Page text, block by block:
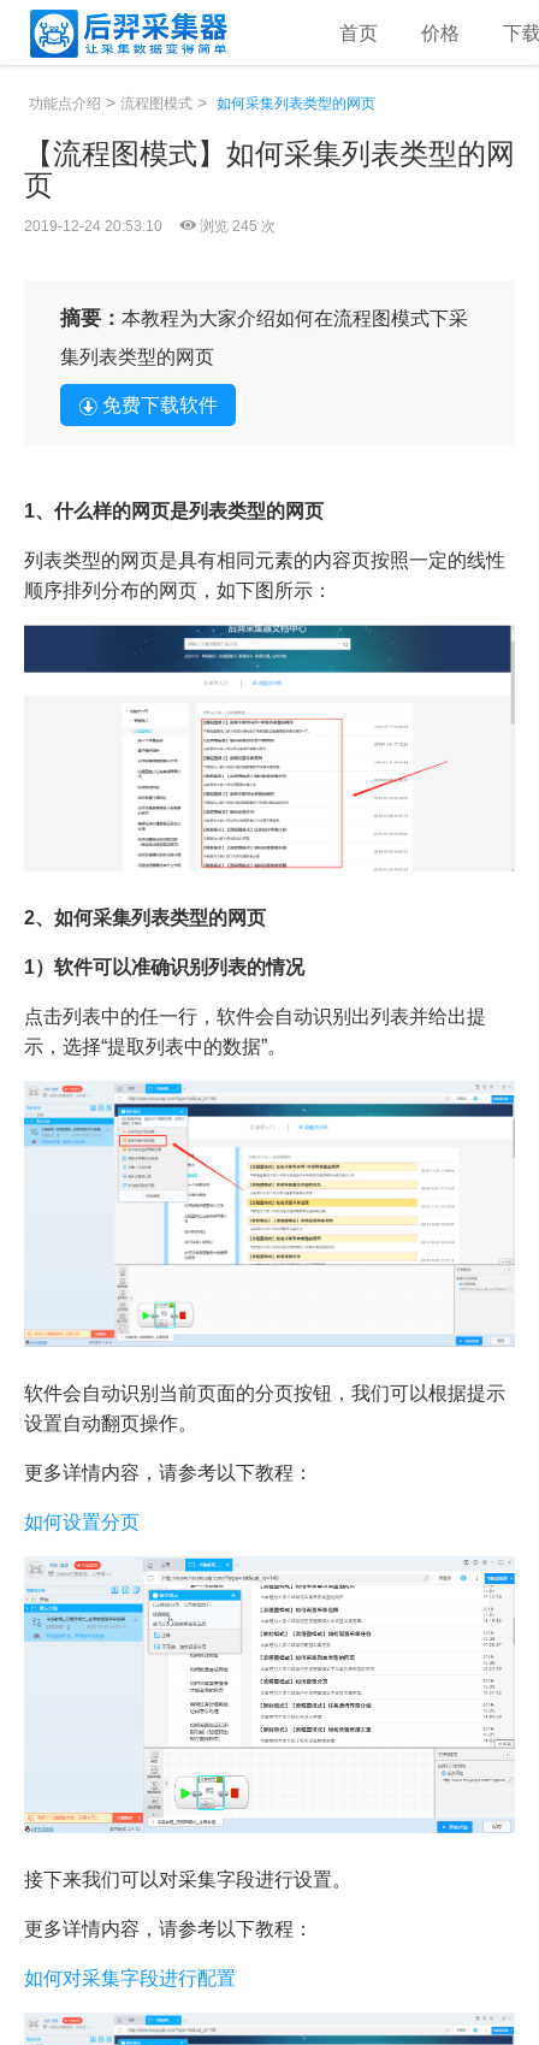
首页 价格 下
功能点介绍 > 流程图模式 > 如何采集列表类型的网页
【流程图模式】如何采集列表类型的网
页
2019-12-24 20:53:10 浏览 245 次
摘要： 本教程为大家介绍如何在流程图模式下采
集列表类型的网页
免费下载软件
1、什么样的网页是列表类型的网页
列表类型的网页是具有相同元素的内容页按照一定的线性
顺序排列分布的网页，如下图所示：
2、如何采集列表类型的网页
1）软件可以准确识别列表的情况
点击列表中的任一行，软件会自动识别出列表并给出提
示，选择“提取列表中的数据”。
软件会自动识别当前页面的分页按钮，我们可以根据提示
设置自动翻页操作。
更多详情内容，请参考以下教程：
如何设置分页
接下来我们可以对采集字段进行设置。
更多详情内容，请参考以下教程：
如何对采集字段进行配置